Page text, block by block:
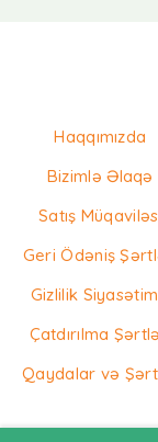
Haqqımızda
Bizimlə Əlaqə
Satış
Geri Ödəniş
Gizlilik
Çatdırılma
Qaydalar və